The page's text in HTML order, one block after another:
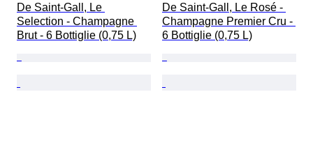
De Saint-Gall, Le
Selection - Champagne
Brut - 6 Bottiglie (0,75 L)
De Saint-Gall, Le Rosé -
Champagne Premier Cru -
6 Bottiglie (0,75 L)